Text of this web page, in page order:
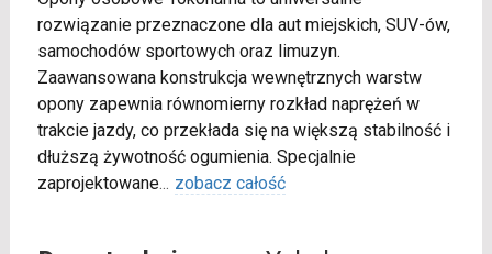
rozwiązanie przeznaczone dla aut miejskich, SUV-ów,
samochodów sportowych oraz limuzyn.
Zaawansowana konstrukcja wewnętrznych warstw
opony zapewnia równomierny rozkład naprężeń w
trakcie jazdy, co przekłada się na większą stabilność i
dłuższą żywotność ogumienia. Specjalnie
zaprojektowane... zobacz całość